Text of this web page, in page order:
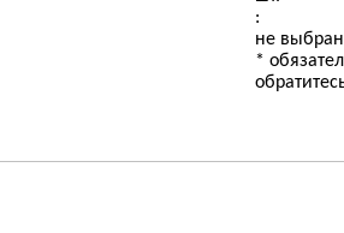
:
не
*